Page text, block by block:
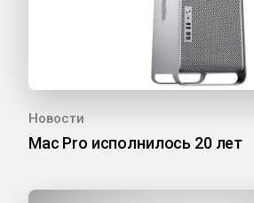
Новости
Mac Pro исполнилось 20 лет